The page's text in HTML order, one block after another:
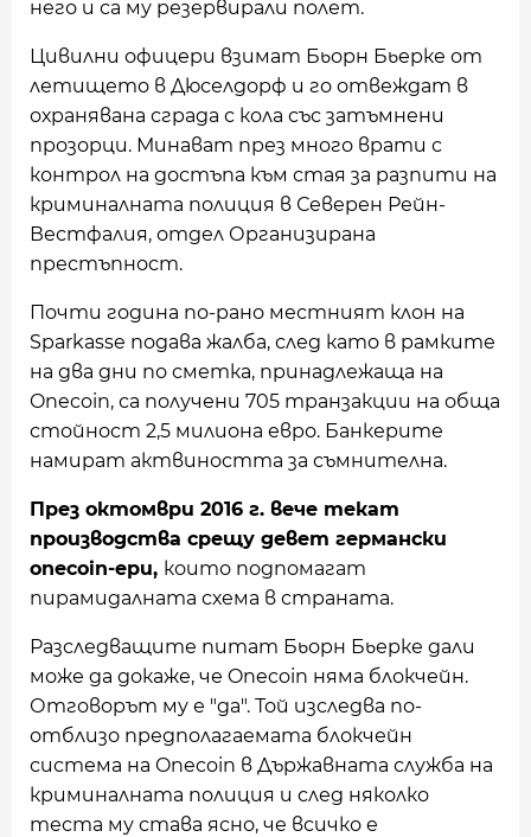
него и са му резервирали полет.
Цивилни офицери взимат Бьорн Бьерке от
летището в Дюселдорф и го отвеждат в
охранявана сграда с кола със затъмнени
прозорци. Минават през много врати с
контрол на достъпа към стая за разпити на
криминалната полиция в Северен Рейн-
Вестфалия, отдел Организирана
престъпност.
Почти година по-рано местният клон на
Sparkasse подава жалба, след като в рамките
на два дни по сметка, принадлежаща на
Onecoin, са получени 705 транзакции на обща
стойност 2,5 милиона евро. Банкерите
намират актвиността за съмнителна.
През октомври 2016 г. вече текат
производства срещу девет германски
onecoin-ери, които подпомагат
пирамидалната схема в страната.
Разследващите питат Бьорн Бьерке дали
може да докаже, че Onecoin няма блокчейн.
Отговорът му е "да". Той изследва по-
отблизо предполагаемата блокчейн
система на Onecoin в Държавната служба на
криминалната полиция и след няколко
теста му става ясно, че всичко е